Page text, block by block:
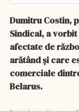
Dumitru Costin,
Sindical, a
afectate de
arătând şi care
comerciale
Belarus.